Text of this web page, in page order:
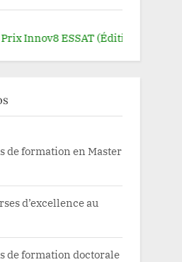
Innov8 ESSAT (Édition 2026)
de formation en Master
d’excellence au
de formation doctorale